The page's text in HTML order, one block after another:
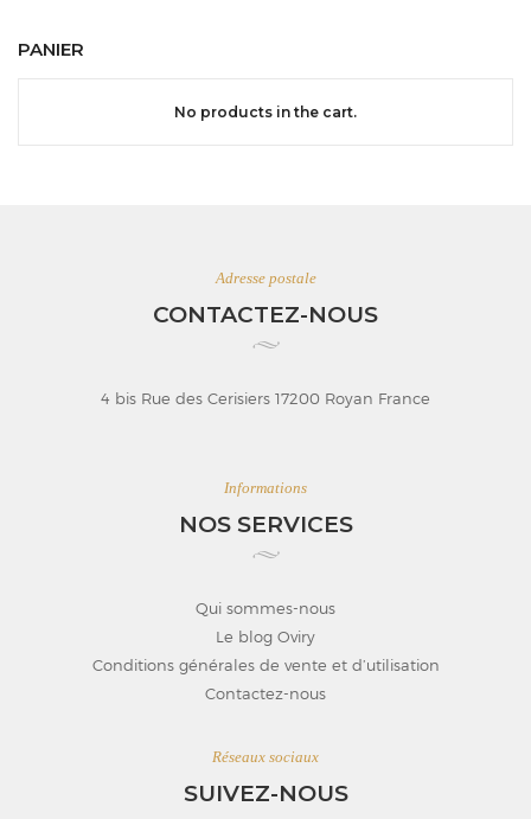
PANIER
No products in the cart.
Adresse postale
CONTACTEZ-NOUS
4 bis Rue des Cerisiers 17200 Royan France
Informations
NOS SERVICES
Qui sommes-nous
Le blog Oviry
Conditions générales de vente et d’utilisation
Contactez-nous
Réseaux sociaux
SUIVEZ-NOUS